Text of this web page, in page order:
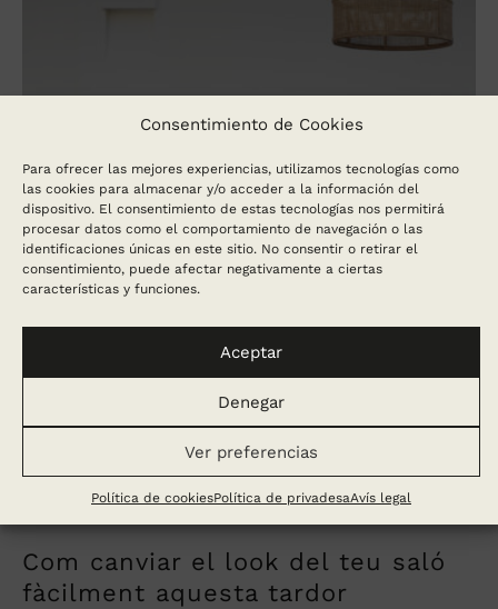
Consentimiento de Cookies
Para ofrecer las mejores experiencias, utilizamos tecnologías como
las cookies para almacenar y/o acceder a la información del
dispositivo. El consentimiento de estas tecnologías nos permitirá
procesar datos como el comportamiento de navegación o las
identificaciones únicas en este sitio. No consentir o retirar el
consentimiento, puede afectar negativamente a ciertas
características y funciones.
Aceptar
Denegar
Ver preferencias
Política de cookiesPolítica de privadesaAvís legal
Com canviar el look del teu saló
fàcilment aquesta tardor